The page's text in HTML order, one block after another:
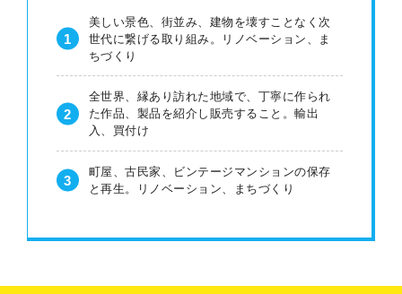
美しい景色、街並み、建物を壊すことなく次
世代に繋げる取り組み。リノベーション、ま
ちづくり
全世界、縁あり訪れた地域で、丁寧に作られ
た作品、製品を紹介し販売すること。輸出
入、買付け
町屋、古民家、ビンテージマンションの保存
と再生。リノベーション、まちづくり